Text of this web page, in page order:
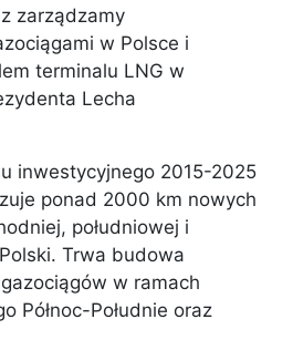
zarządzamy
w Polsce i
terminalu LNG w
Lecha
inwestycyjnego 2015-2025
ponad 2000 km nowych
południowej i
Trwa budowa
w ramach
Północ-Południe oraz